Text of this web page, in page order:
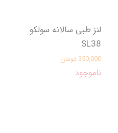
لنز طبی سالانه سولکو
SL38
350,000 تومان
ناموجود